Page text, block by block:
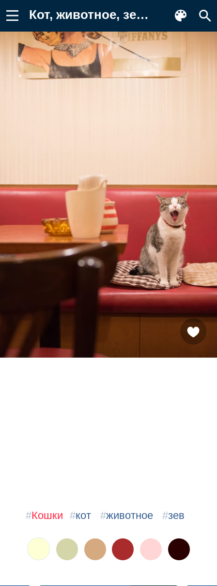
Кот, животное, зев Заставка на телефон
#Кошки #кот #животное #зев